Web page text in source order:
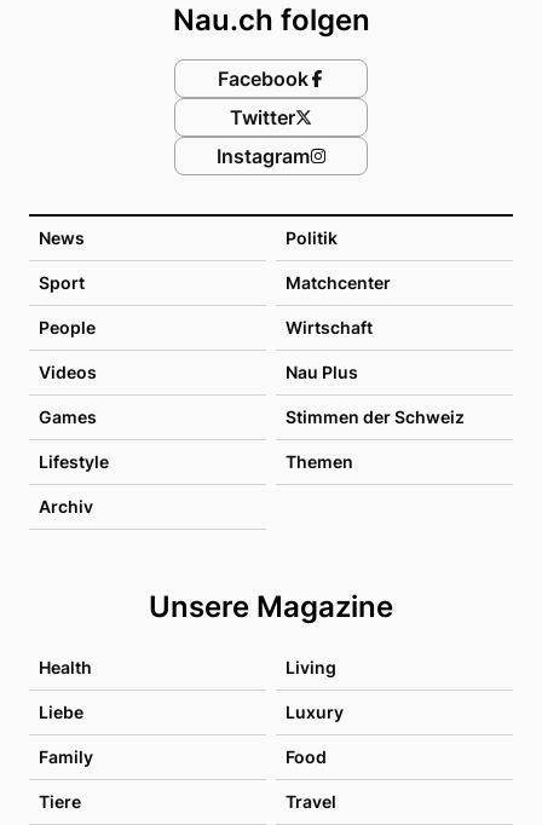
News Politik
Sport Matchcenter
People Wirtschaft
Videos Nau Plus
Games Stimmen der Schweiz
Lifestyle Themen
Archiv
Unsere Magazine
Health Living
Liebe Luxury
Family Food
Tiere Travel
Nau.ch folgen
Facebook
Twitter
Instagram